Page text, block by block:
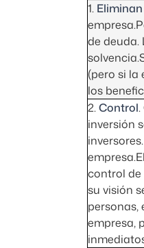
1.
de deuda.
(pero si la
los
2.Control
inversión
control de
su visión
personas,
empresa,